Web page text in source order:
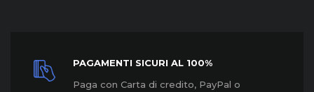
PAGAMENTI SICURI AL 100%
Paga con Carta di credito, PayPal o